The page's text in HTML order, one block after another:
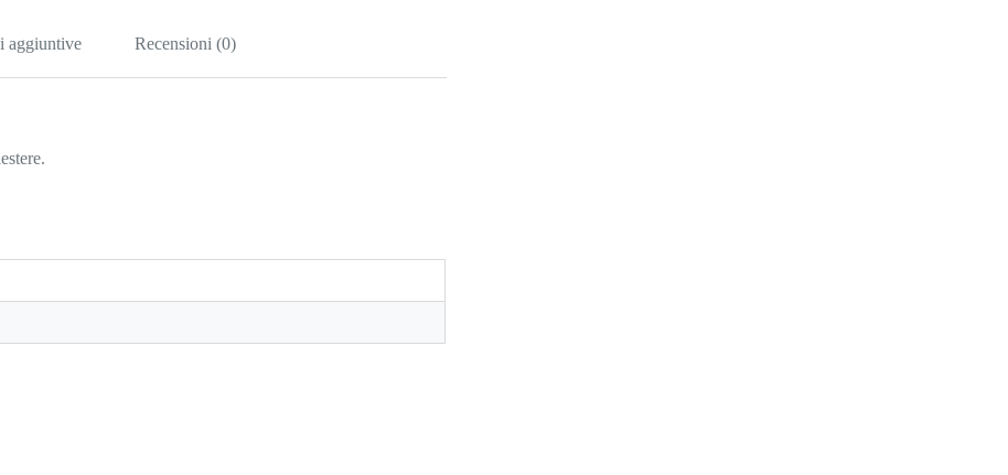
aggiuntive Recensioni (0)